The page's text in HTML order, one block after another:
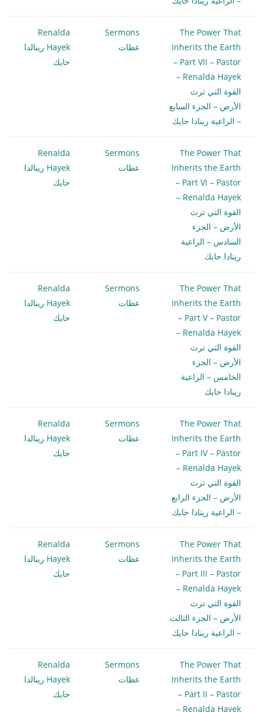
The Power That
Inherits the Earth
– Part VII – Pastor
Renalda Hayek –
القوة التي ترث
الأرض – الجزء السابع
– الراعية رينادا حايك
Sermons
عظات
Renalda
Hayek رينالدا
حايك
The Power That
Inherits the Earth
– Part VI – Pastor
Renalda Hayek –
القوة التي ترث
الأرض – الجزء
السادس – الراعية
رينادا حايك
Sermons
عظات
Renalda
Hayek رينالدا
حايك
The Power That
Inherits the Earth
– Part V – Pastor
Renalda Hayek –
القوة التي ترث
الأرض – الجزء
الخامس – الراعية
رينادا حايك
Sermons
عظات
Renalda
Hayek رينالدا
حايك
The Power That
Inherits the Earth
– Part IV – Pastor
Renalda Hayek –
القوة التي ترث
الأرض – الجزء الرابع
– الراعية رينادا حايك
Sermons
عظات
Renalda
Hayek رينالدا
حايك
The Power That
Inherits the Earth
– Part III – Pastor
Renalda Hayek –
القوة التي ترث
الأرض – الجزء الثالث
– الراعية رينادا حايك
Sermons
عظات
Renalda
Hayek رينالدا
حايك
The Power That
Inherits the Earth
– Part II – Pastor
Renalda Hayek –
Sermons
عظات
Renalda
Hayek رينالدا
حايك